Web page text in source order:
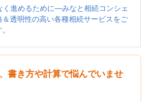
く進めるために—みなと相続コンシェ
透明性の高い各種相続サービスをご
書き方や計算で悩んでいませ